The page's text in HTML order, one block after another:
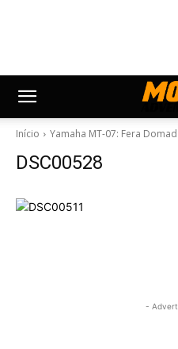
Início Yamaha MT-07: Fera
DSC00528
-